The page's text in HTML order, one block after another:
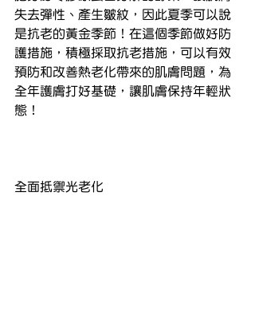
失去彈性、產生皺紋，因此夏季可以說
是抗老的黃金季節！在這個季節做好防
護措施，積極採取抗老措施，可以有效
預防和改善熱老化帶來的肌膚問題，為
全年護膚打好基礎，讓肌膚保持年輕狀
態！
全面抵禦光老化